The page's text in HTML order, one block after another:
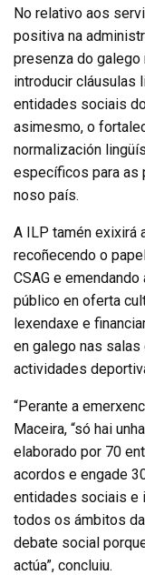
No relativo aos
positiva na
presenza do
introducir cláusulas
entidades sociais
asimesmo, o
normalización
específicos para as
noso país.
A ILP tamén exixirá
recoñecendo o
CSAG e
público en oferta
lexendaxe e
en galego nas salas
actividades
“Perante a
Maceira, “só hai
elaborado por 70
acordos e engade
entidades sociais e
todos os ámbitos
debate social
actúa”, concluiu.